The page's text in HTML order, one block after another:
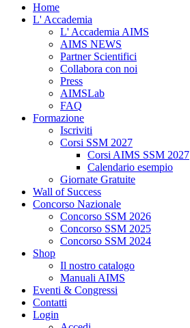
Home
L' Accademia
L' Accademia AIMS
AIMS NEWS
Partner Scientifici
Collabora con noi
Press
AIMSLab
FAQ
Formazione
Iscriviti
Corsi SSM 2027
Corsi AIMS SSM 2027
Calendario esempio
Giornate Gratuite
Wall of Success
Concorso Nazionale
Concorso SSM 2026
Concorso SSM 2025
Concorso SSM 2024
Shop
Il nostro catalogo
Manuali AIMS
Eventi & Congressi
Contatti
Login